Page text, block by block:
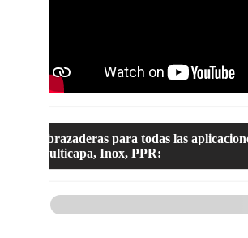
Abrazaderas para todas las
Multicapa, Inox, PPR: